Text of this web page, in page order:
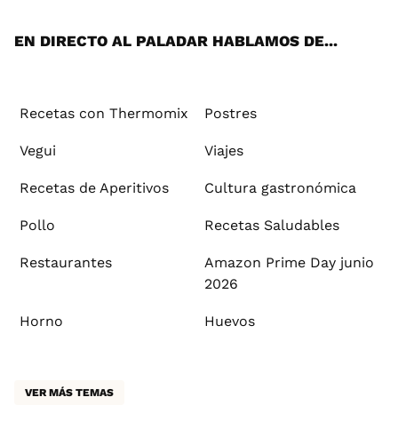
EN DIRECTO AL PALADAR HABLAMOS DE...
Recetas con Thermomix Postres
Vegui Viajes
Recetas de Aperitivos Cultura gastronómica
Pollo Recetas Saludables
Restaurantes
Amazon Prime Day junio
2026
Horno Huevos
VER MÁS TEMAS